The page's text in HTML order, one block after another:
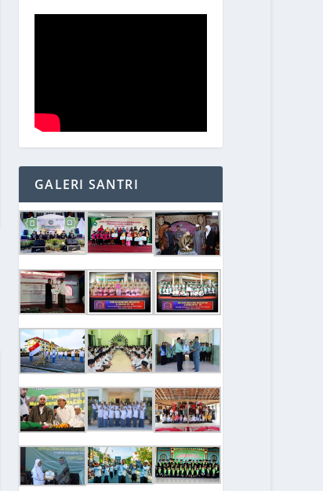
GALERI SANTRI